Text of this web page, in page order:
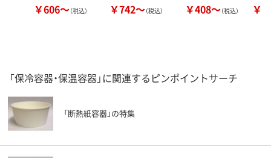
￥606～（税込） ￥742～（税込） ￥408～（税込） ￥
「保冷容器・保温容器」に関連するピンポイントサーチ
「断熱紙容器」の特集